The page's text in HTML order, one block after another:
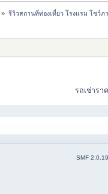
» รีวิวสถานที่ท่องเที่ยว โรงแรม โชว์ภ
รถเช่าร
SMF 2.0.19